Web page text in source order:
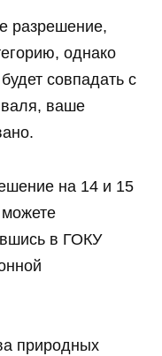
разрешение,
однако
совпадать с
ваше
на 14 и 15
в ГОКУ
природных